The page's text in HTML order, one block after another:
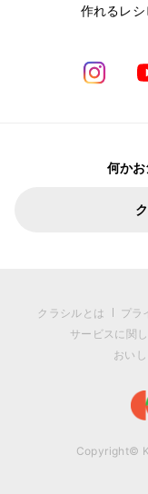
作れるレシ
何か
クラシルとは プラ
サービスに関
おい
Copyright©